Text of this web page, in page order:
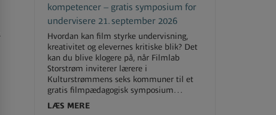
kompetencer – gratis symposium for
undervisere 21. september 2026
Hvordan kan film styrke undervisning,
kreativitet og elevernes kritiske blik? Det
kan du blive klogere på, når Filmlab
Storstrøm inviterer lærere i
Kulturstrømmens seks kommuner til et
gratis filmpædagogisk symposium…
LÆS MERE